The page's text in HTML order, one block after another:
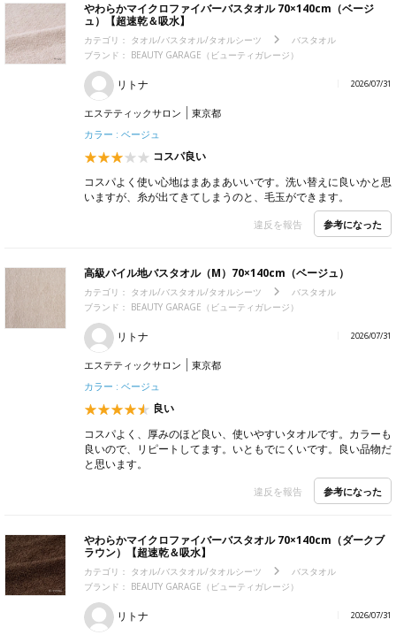
やわらかマイクロファイバーバスタオル 70×140cm（ベージ
ュ）【超速乾＆吸水】
カテゴリ： タオル/バスタオル/タオルシーツ
バスタオル
ブランド： BEAUTY GARAGE（ビューティガレージ）
リトナ 2026/07/31
エステティックサロン
東京都
カラー : ベージュ
コスパ良い
コスパよく使い心地はまあまあいいです。洗い替えに良いかと思
いますが、糸が出てきてしまうのと、毛玉ができます。
違反を報告 参考になった
高級パイル地バスタオル（M）70×140cm（ベージュ）
カテゴリ： タオル/バスタオル/タオルシーツ
バスタオル
ブランド： BEAUTY GARAGE（ビューティガレージ）
リトナ 2026/07/31
エステティックサロン
東京都
カラー : ベージュ
良い
コスパよく、厚みのほど良い、使いやすいタオルです。カラーも
良いので、リピートしてます。いともでにくいです。良い品物だ
と思います。
違反を報告 参考になった
やわらかマイクロファイバーバスタオル 70×140cm（ダークブ
ラウン）【超速乾＆吸水】
カテゴリ： タオル/バスタオル/タオルシーツ
バスタオル
ブランド： BEAUTY GARAGE（ビューティガレージ）
リトナ 2026/07/31